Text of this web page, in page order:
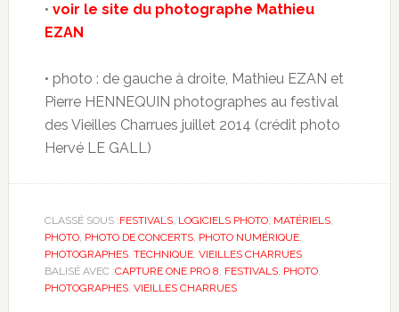
• voir le site du photographe Mathieu
EZAN
• photo : de gauche à droite, Mathieu EZAN et
Pierre HENNEQUIN photographes au festival
des Vieilles Charrues juillet 2014 (crédit photo
Hervé LE GALL)
CLASSÉ SOUS :FESTIVALS, LOGICIELS PHOTO, MATÉRIELS,
PHOTO, PHOTO DE CONCERTS, PHOTO NUMÉRIQUE,
PHOTOGRAPHES, TECHNIQUE, VIEILLES CHARRUES
BALISÉ AVEC :CAPTURE ONE PRO 8, FESTIVALS, PHOTO,
PHOTOGRAPHES, VIEILLES CHARRUES